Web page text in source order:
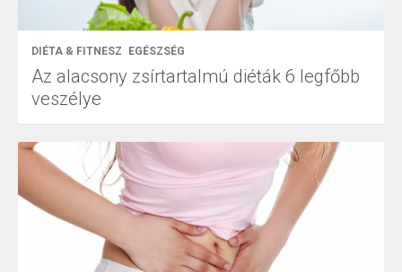
DIÉTA & FITNESZ EGÉSZSÉG
Az alacsony zsírtartalmú diéták 6 legfőbb
veszélye